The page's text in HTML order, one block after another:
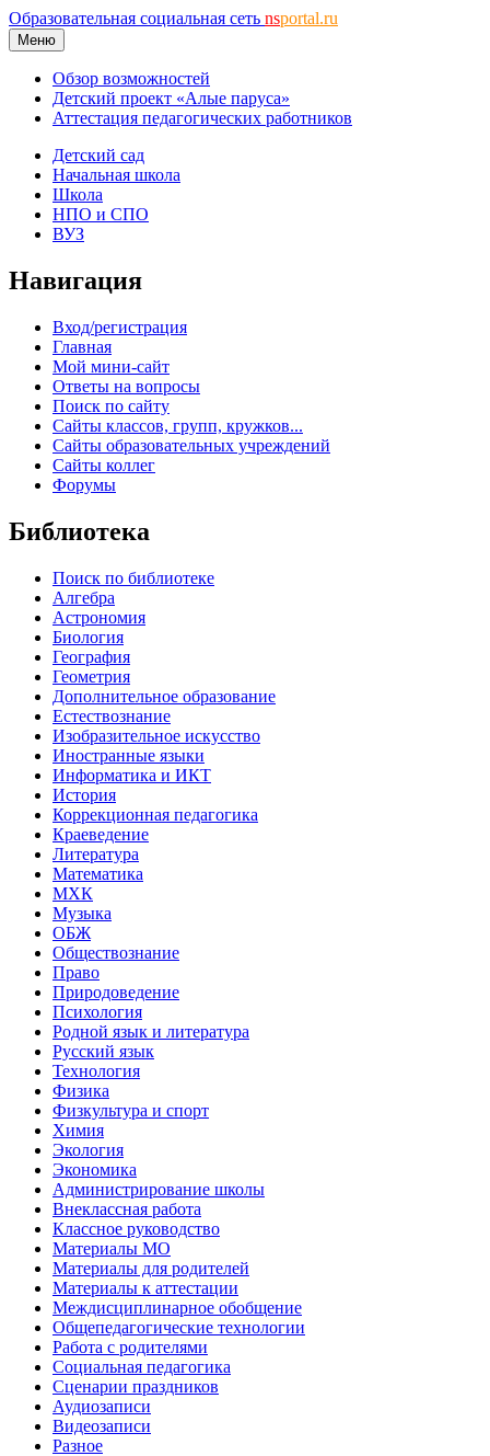
Образовательная социальная сеть nsportal.ru
Меню
Обзор возможностей
Детский проект «Алые паруса»
Аттестация педагогических работников
Детский сад
Начальная школа
Школа
НПО и СПО
ВУЗ
Навигация
Вход/регистрация
Главная
Мой мини-сайт
Ответы на вопросы
Поиск по сайту
Сайты классов, групп, кружков...
Сайты образовательных учреждений
Сайты коллег
Форумы
Библиотека
Поиск по библиотеке
Алгебра
Астрономия
Биология
География
Геометрия
Дополнительное образование
Естествознание
Изобразительное искусство
Иностранные языки
Информатика и ИКТ
История
Коррекционная педагогика
Краеведение
Литература
Математика
МХК
Музыка
ОБЖ
Обществознание
Право
Природоведение
Психология
Родной язык и литература
Русский язык
Технология
Физика
Физкультура и спорт
Химия
Экология
Экономика
Администрирование школы
Внеклассная работа
Классное руководство
Материалы МО
Материалы для родителей
Материалы к аттестации
Междисциплинарное обобщение
Общепедагогические технологии
Работа с родителями
Социальная педагогика
Сценарии праздников
Аудиозаписи
Видеозаписи
Разное